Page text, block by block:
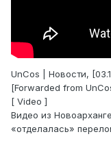
UnCos | Новости,
[Forwarded from
[ Video ]
Видео из
«отделалась»